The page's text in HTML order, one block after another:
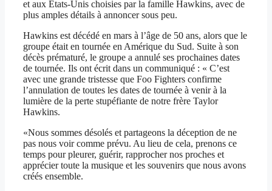
et aux États-Unis choisies par la famille Hawkins, avec de
plus amples détails à annoncer sous peu.
Hawkins est décédé en mars à l’âge de 50 ans, alors que le
groupe était en tournée en Amérique du Sud. Suite à son
décès prématuré, le groupe a annulé ses prochaines dates
de tournée. Ils ont écrit dans un communiqué : « C’est
avec une grande tristesse que Foo Fighters confirme
l’annulation de toutes les dates de tournée à venir à la
lumière de la perte stupéfiante de notre frère Taylor
Hawkins.
«Nous sommes désolés et partageons la déception de ne
pas nous voir comme prévu. Au lieu de cela, prenons ce
temps pour pleurer, guérir, rapprocher nos proches et
apprécier toute la musique et les souvenirs que nous avons
créés ensemble.